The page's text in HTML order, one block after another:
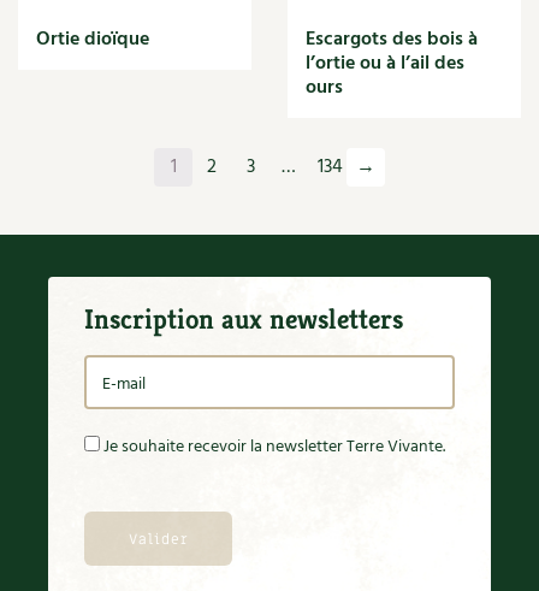
Optimiser l'espace
Paille
Panais
Parasite
Partenariat
Participatif
Patate douce
Pelouse
Ortie dioïque Escargots des bois à
l’ortie ou à l’ail des
ours
1 2 3 … 134 →
Inscription aux newsletters
Je souhaite recevoir la newsletter Terre Vivante.